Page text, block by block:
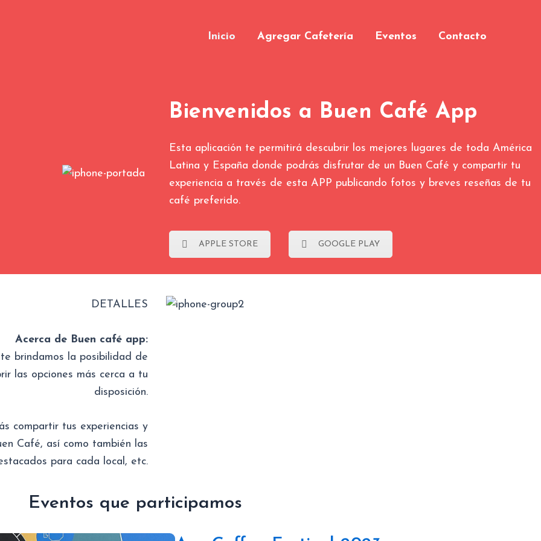
Inicio Agregar Cafetería Eventos Contacto
Bienvenidos a Buen Café App
Esta aplicación te permitirá descubrir los mejores lugares de toda América
Latina y España donde podrás disfrutar de un Buen Café y compartir tu
experiencia a través de esta APP publicando fotos y breves reseñas de tu
café preferido.
APPLE STORE GOOGLE PLAY
DETALLES
Acerca de Buen café app:
brindamos la posibilidad de
las opciones más cerca a tu
disposición.
compartir tus experiencias y
Café, así como también las
para cada local, etc.
Eventos que participamos